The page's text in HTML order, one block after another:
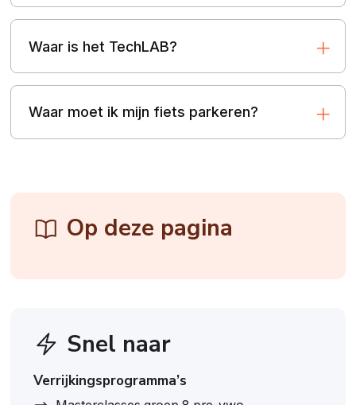
Waar is het TechLAB?
Waar moet ik mijn fiets parkeren?
Op deze pagina
Snel naar
Verrijkingsprogramma’s